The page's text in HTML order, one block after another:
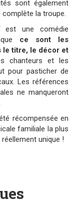
sont également
la troupe.
est une comédie
ce sont les
le titre, le décor et
chanteurs et les
pour pasticher de
Les références
ne manqueront
récompensée en
familiale la plus
unique !